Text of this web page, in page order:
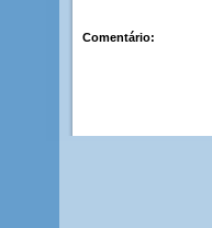
Comentário: